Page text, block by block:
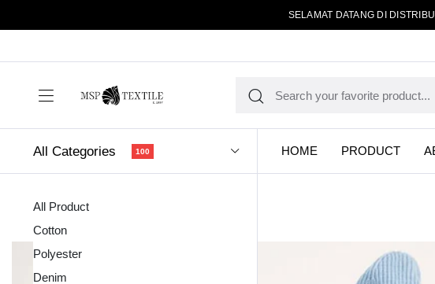
SELAMAT DATANG DI
All Categories 100
All Product
Cotton
Polyester
Denim
HOME PRODUCT